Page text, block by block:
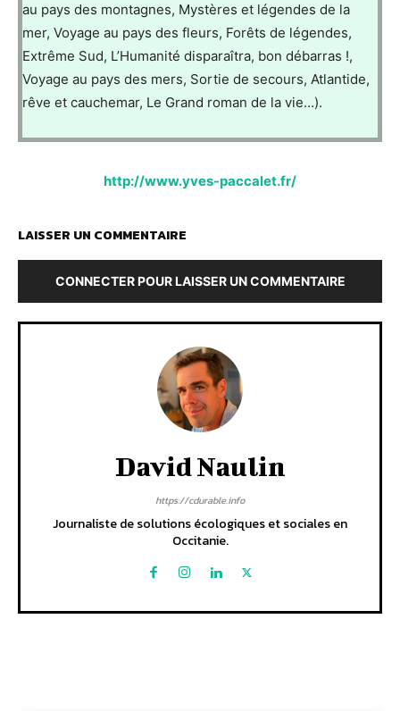
au pays des montagnes, Mystères et légendes de la
mer, Voyage au pays des fleurs, Forêts de légendes,
Extrême Sud, L’Humanité disparaîtra, bon débarras !,
Voyage au pays des mers, Sortie de secours, Atlantide,
rêve et cauchemar, Le Grand roman de la vie…).
http://www.yves-paccalet.fr/
LAISSER UN COMMENTAIRE
CONNECTER POUR LAISSER UN COMMENTAIRE
David Naulin
https://cdurable.info
Journaliste de solutions écologiques et sociales en
Occitanie.